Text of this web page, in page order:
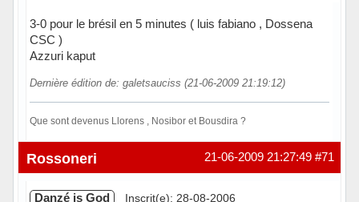
3-0 pour le brésil en 5 minutes ( luis fabiano , Dossena
CSC )
Azzuri kaput
Dernière édition de: galetsauciss (21-06-2009 21:19:12)
Que sont devenus Llorens , Nosibor et Bousdira ?
Hors ligne #71
21-06-2009 21:27:49
Rossoneri
Danzé is God
Inscrit(e): 28-08-2006